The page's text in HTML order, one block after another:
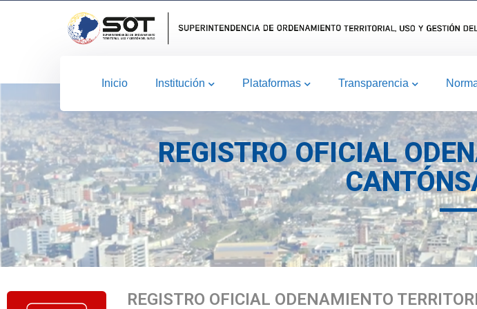
Inicio Institución Plataformas Transparencia
REGISTRO OFICIAL
REGISTRO OFICIAL ODENAMIENTO